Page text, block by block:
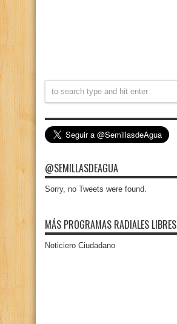
@SEMILLASDEAGUA
Sorry, no Tweets were found.
MÁS PROGRAMAS RADIALES LIBRES
Noticiero Ciudadano